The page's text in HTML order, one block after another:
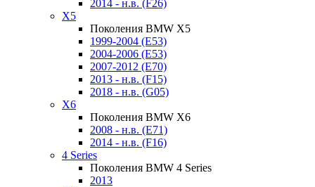
2014 - н.в. (F26)
X5
Поколения BMW X5
1999-2004 (E53)
2004-2006 (E53)
2007-2012 (E70)
2013 - н.в. (F15)
2018 - н.в. (G05)
X6
Поколения BMW X6
2008 - н.в. (E71)
2014 - н.в. (F16)
4 Series
Поколения BMW 4 Series
2013